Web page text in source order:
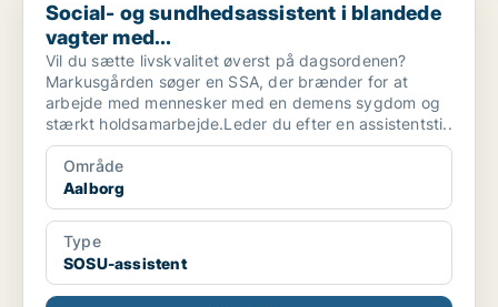
Social- og sundhedsassistent i blandede
vagter med...
Vil du sætte livskvalitet øverst på dagsordenen?
Markusgården søger en SSA, der brænder for at
arbejde med mennesker med en demens sygdom og
stærkt holdsamarbejde.Leder du efter en assistentsti..
Område
Aalborg
Type
SOSU-assistent